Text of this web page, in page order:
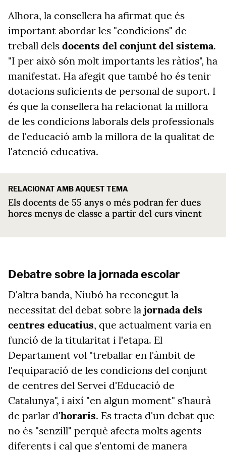
Alhora, la consellera ha afirmat que és
important abordar les "condicions" de
treball dels docents del conjunt del sistema.
"I per això són molt importants les ràtios", ha
manifestat. Ha afegit que també ho és tenir
dotacions suficients de personal de suport. I
és que la consellera ha relacionat la millora
de les condicions laborals dels professionals
de l'educació amb la millora de la qualitat de
l'atenció educativa.
RELACIONAT AMB AQUEST TEMA
Els docents de 55 anys o més podran fer dues
hores menys de classe a partir del curs vinent
Debatre sobre la jornada escolar
D'altra banda, Niubó ha reconegut la
necessitat del debat sobre la jornada dels
centres educatius, que actualment varia en
funció de la titularitat i l'etapa. El
Departament vol "treballar en l'àmbit de
l'equiparació de les condicions del conjunt
de centres del Servei d'Educació de
Catalunya", i així "en algun moment" s'haurà
de parlar d'horaris. Es tracta d'un debat que
no és "senzill" perquè afecta molts agents
diferents i cal que s'entomi de manera